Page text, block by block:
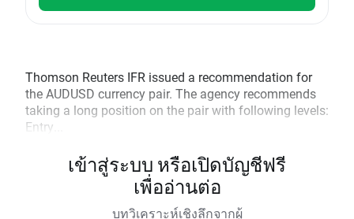
Thomson Reuters IFR issued a recommendation for
the AUDUSD currency pair. The agency recommends
taking a long position on the pair with following levels:
Entry...
เข้าสู่ระบบ หรือเปิดบัญชีฟรี
เพื่ออ่านต่อ
บทวิเคราะห์เชิงลึกจากผู้